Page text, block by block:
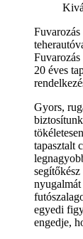
20 éves
Gyors,
tapasztalt
egyedi
engedje,